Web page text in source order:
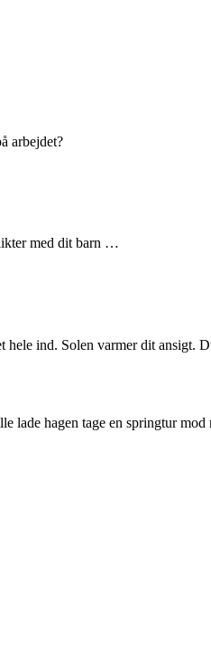
arbejdet?
med dit barn …
ind. Solen varmer dit ansigt.
lade hagen tage en springtur mod